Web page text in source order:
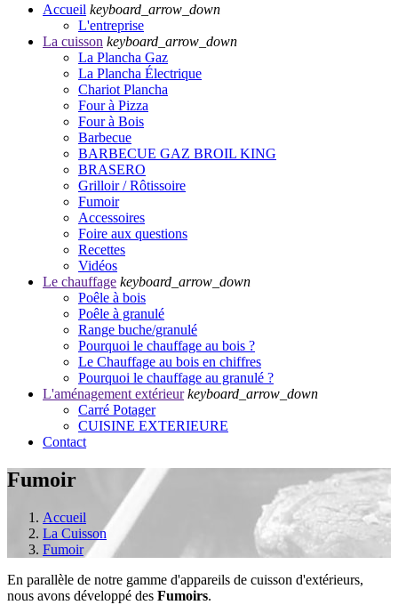
Accueil keyboard_arrow_down
L'entreprise
La cuisson keyboard_arrow_down
La Plancha Gaz
La Plancha Électrique
Chariot Plancha
Four à Pizza
Four à Bois
Barbecue
BARBECUE GAZ BROIL KING
BRASERO
Grilloir / Rôtissoire
Fumoir
Accessoires
Foire aux questions
Recettes
Vidéos
Le chauffage keyboard_arrow_down
Poêle à bois
Poêle à granulé
Range buche/granulé
Pourquoi le chauffage au bois ?
Le Chauffage au bois en chiffres
Pourquoi le chauffage au granulé ?
L'aménagement extérieur keyboard_arrow_down
Carré Potager
CUISINE EXTERIEURE
Contact
Fumoir
Accueil
La Cuisson
Fumoir
En parallèle de notre gamme d'appareils de cuisson d'extérieurs,
nous avons développé des Fumoirs.